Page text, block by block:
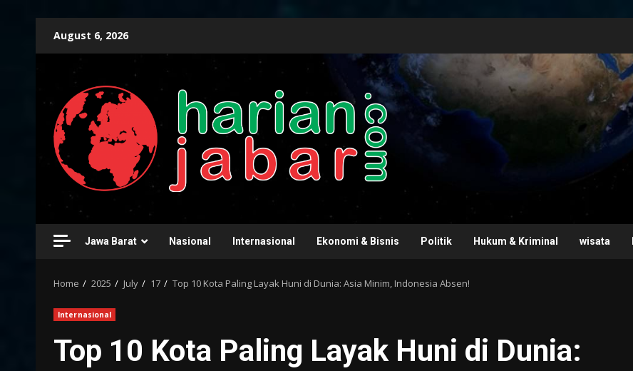
August 6, 2026
Jawa Barat Nasional Internasional Ekonomi & Bisnis Politik Hukum & Kriminal wisata
Home 2025 July 17 Top 10 Kota Paling Layak Huni di Dunia: Asia Minim, Indonesia Absen!
Internasional
Top 10 Kota Paling Layak Huni di Dunia: